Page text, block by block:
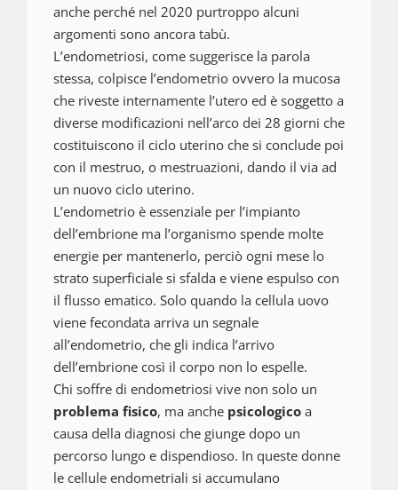
anche perché nel 2020 purtroppo alcuni
argomenti sono ancora tabù.
L’endometriosi, come suggerisce la parola
stessa, colpisce l’endometrio ovvero la mucosa
che riveste internamente l’utero ed è soggetto a
diverse modificazioni nell’arco dei 28 giorni che
costituiscono il ciclo uterino che si conclude poi
con il mestruo, o mestruazioni, dando il via ad
un nuovo ciclo uterino.
L’endometrio è essenziale per l’impianto
dell’embrione ma l’organismo spende molte
energie per mantenerlo, perciò ogni mese lo
strato superficiale si sfalda e viene espulso con
il flusso ematico. Solo quando la cellula uovo
viene fecondata arriva un segnale
all’endometrio, che gli indica l’arrivo
dell’embrione così il corpo non lo espelle.
Chi soffre di endometriosi vive non solo un
problema fisico, ma anche psicologico a
causa della diagnosi che giunge dopo un
percorso lungo e dispendioso. In queste donne
le cellule endometriali si accumulano